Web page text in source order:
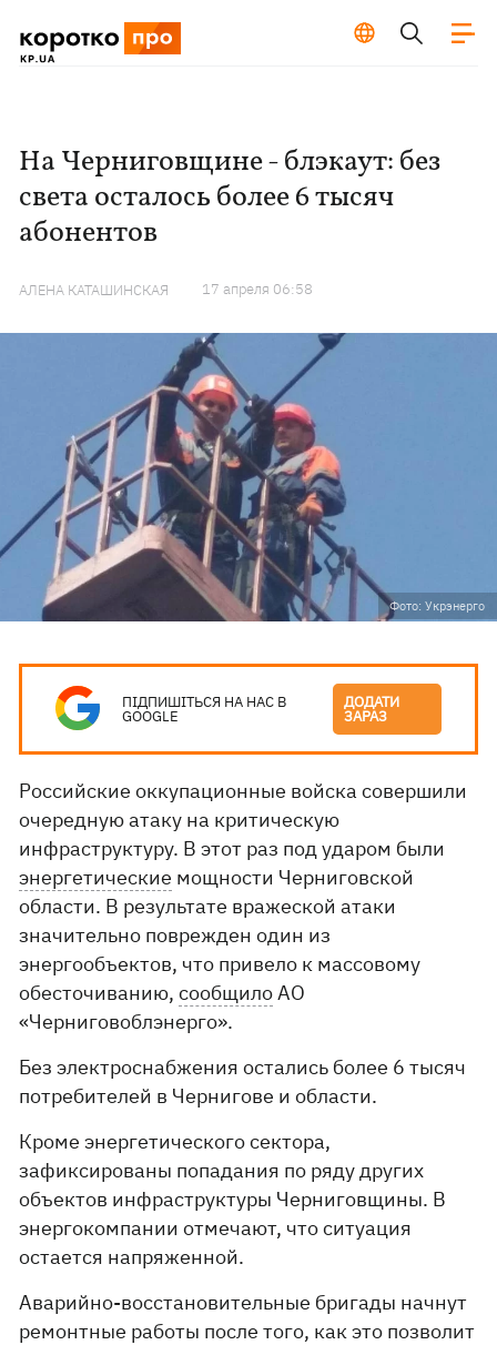
На Черниговщине - блэкаут: без
света осталось более 6 тысяч
абонентов
АЛЕНА КАТАШИНСКАЯ 17 апреля 06:58
Фото: Укрэнерго
ПІДПИШІТЬСЯ НА НАС В
GOOGLE
ДОДАТИ
ЗАРАЗ
Российские оккупационные войска совершили
очередную атаку на критическую
инфраструктуру. В этот раз под ударом были
энергетические мощности Черниговской
области. В результате вражеской атаки
значительно поврежден один из
энергообъектов, что привело к массовому
обесточиванию,сообщилоАО
«Черниговоблэнерго».
Без электроснабжения остались более 6 тысяч
потребителей в Чернигове и области.
Кроме энергетического сектора,
зафиксированы попадания по ряду других
объектов инфраструктуры Черниговщины. В
энергокомпании отмечают, что ситуация
остается напряженной.
Аварийно-восстановительные бригады начнут
ремонтные работы после того, как это позволит